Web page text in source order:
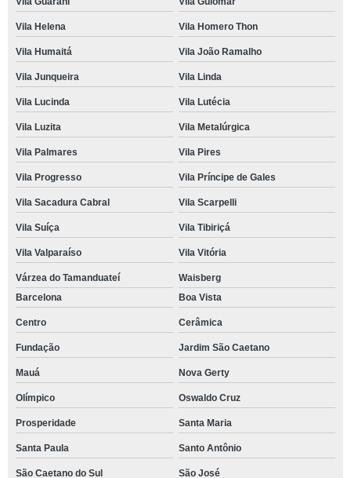
Vila Helena Vila Homero Thon
Vila Humaitá Vila João Ramalho
Vila Junqueira Vila Linda
Vila Lucinda Vila Lutécia
Vila Luzita Vila Metalúrgica
Vila Palmares Vila Pires
Vila Progresso Vila Príncipe de Gales
Vila Sacadura Cabral Vila Scarpelli
Vila Suíça Vila Tibiriçá
Vila Valparaíso Vila Vitória
Várzea do Tamanduateí
Waisberg
Barcelona
Boa Vista
Centro Cerâmica
Fundação Jardim São Caetano
Mauá Nova Gerty
Olímpico Oswaldo Cruz
Prosperidade Santa Maria
Santa Paula Santo Antônio
São Caetano do Sul
São José